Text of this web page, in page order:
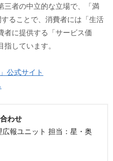
三者の中立的な立場で、「満
ることで、消費者には「生活
者に提供する「サービス価
しています。
公式サイト
わせ
報ユニット 担当：星・奥